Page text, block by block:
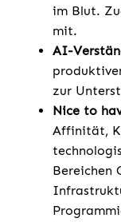
im Blut.
mit.
AI-
zur
Nice to
Affinität,
Bereichen